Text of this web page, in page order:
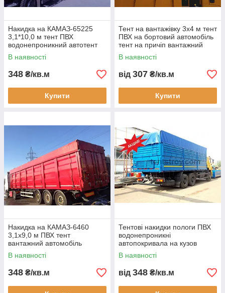
Накидка на КАМАЗ-65225
3,1*10,0 м тент ПВХ
водонепроникний автотент
на кузов самоскида
замовлення доставка Україна
В наявності
348 ₴/кв.м
Купити
Тент на вантажівку 3х4 м тент
ПВХ на бортовий автомобіль
тент на причіп вантажний
автомобільний тент
водонепроникний тент ПВХ
В наявності
від 307 ₴/кв.м
Купити
Накидка на КАМАЗ-6460
3,1x9,0 м ПВХ тент
вантажний автомобіль
зерновоз причіп
водонепроникний міцний
гарантія
В наявності
348 ₴/кв.м
Тентові накидки пологи ПВХ
водонепроникні
автопокривала на кузов
вантажівки замовити
виготовлення доставка
В наявності
від 348 ₴/кв.м